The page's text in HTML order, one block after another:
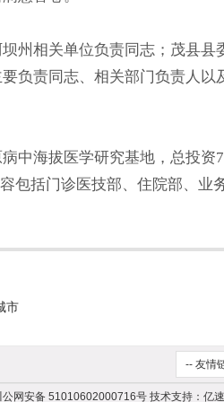
州相关单位负责同志；茂县县
负责同志、相关部门负责人以
中海拔医学研究基地，总投资
包括门诊医技部、住院部、业
市
-- 友情
网安备 51010602000716号技术支持： 亿